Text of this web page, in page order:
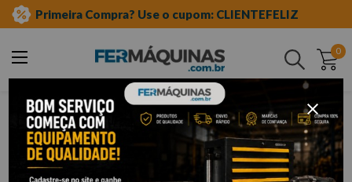
Primeira Compra? Use o cupom: CLIENTEFELIZ
0
Buscar
epis óculos de segurança